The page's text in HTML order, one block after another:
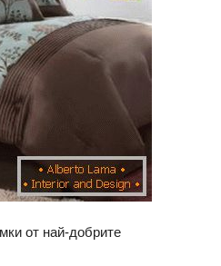
от най-добрите